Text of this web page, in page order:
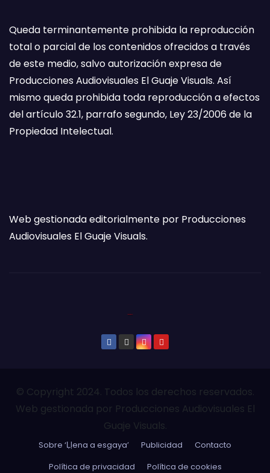
Queda terminantemente prohibida la reproducción
total o parcial de los contenidos ofrecidos a través
de este medio, salvo autorización expresa de
Producciones Audiovisuales El Guaje Visuals. Así
mismo queda prohibida toda reproducción a efectos
del artículo 32.1, parrafo segundo, Ley 23/2006 de la
Propiedad Intelectual.
Web gestionada editorialmente por Producciones
Audiovisuales El Guaje Visuals.
© Copyright 2024. Todos los derechos reservados.
Web gestionada por Producciones Audiovisuales El
Guaje Visuals.
Sobre ‘Ḷḷena a esgaya’ Publicidad
Contacto
Política de privacidad
Política de cookies